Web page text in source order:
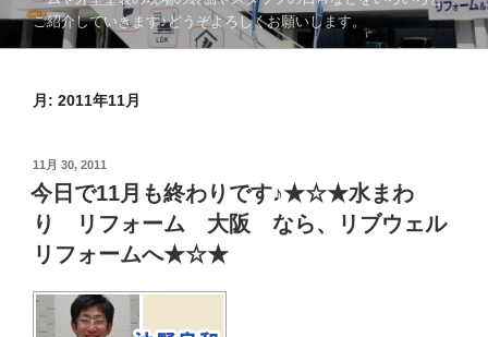
キ
ッ
ご紹介していきます♪どうぞよろしくお願いします。
月: 2011年11月
投
稿
日:
11月 30, 2011
今日で11月も終わりです♪★☆★水まわ
り リフォーム 大阪 なら、リブウェル
リフォームへ★☆★